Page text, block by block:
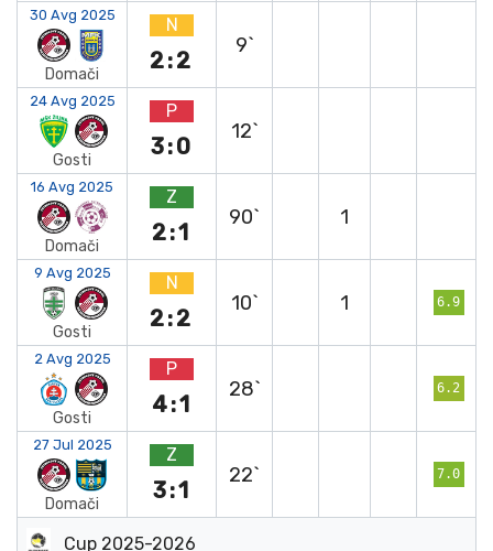
30 Avg 2025
Domači
N
2:2
9`
24 Avg 2025
Gosti
P
3:0
12`
16 Avg 2025
Domači
Z
2:1
90` 1
9 Avg 2025
Gosti
N
2:2
10` 1 6.9
2 Avg 2025
Gosti
P
4:1
28` 6.2
27 Jul 2025
Domači
Z
3:1
22` 7.0
Cup 2025-2026